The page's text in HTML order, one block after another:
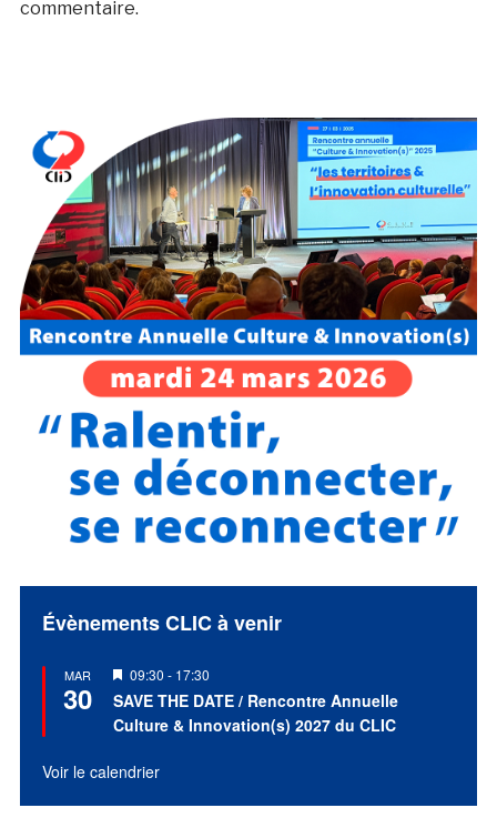
commentaire.
Évènements CLIC à venir
MAR
30
Mis
en
avant
09:30 - 17:30
SAVE THE DATE / Rencontre Annuelle
Culture & Innovation(s) 2027 du CLIC
Voir le calendrier